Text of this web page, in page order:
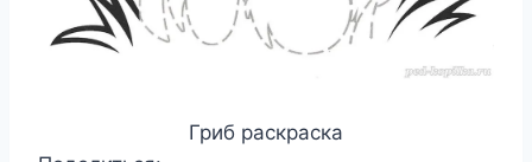
Гриб раскраска